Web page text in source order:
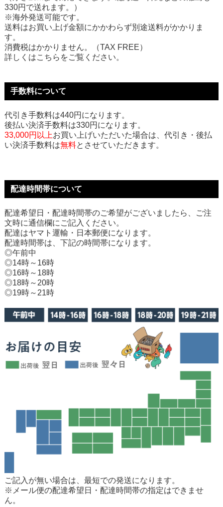
330円で送れます。）
※海外発送可能です。
送料はお買い上げ金額にかかわらず別途送料がかかりま
す。
消費税はかかりません。（TAX FREE）
詳しくはこちらをご覧ください。
手数料について
代引き手数料は440円になります。
後払い決済手数料は330円になります。
33,000円以上お買い上げいただいた場合は、代引き・後払
い決済手数料は無料とさせていただきます。
配達時間帯について
配達希望日・配達時間帯のご希望がございましたら、ご注
文時に通信欄にご記入ください。
配達はヤマト運輸・日本郵便になります。
配達時間帯は、下記の時間帯になります。
◎午前中
◎14時～16時
◎16時～18時
◎18時～20時
◎19時～21時
ご記入が無い場合は、最短での発送になります。
※メール便の配達希望日・配達時間帯の指定はできませ
ん。